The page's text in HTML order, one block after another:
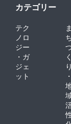
カテゴリー
テク
ノロ
ジー
・ガ
ジェ
ット
ま
く
り
・